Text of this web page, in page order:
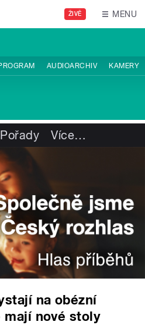
ŽIVĚ MENU
AUDIOARCHIV KAMERY
Pořady Více…
na obézní
mají nové stoly